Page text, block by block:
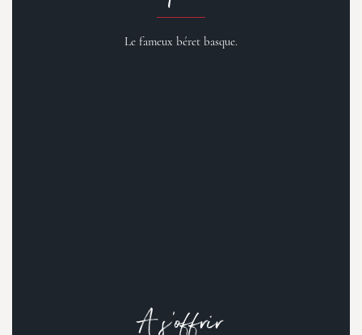
Le fameux béret basque.
A s’offrir